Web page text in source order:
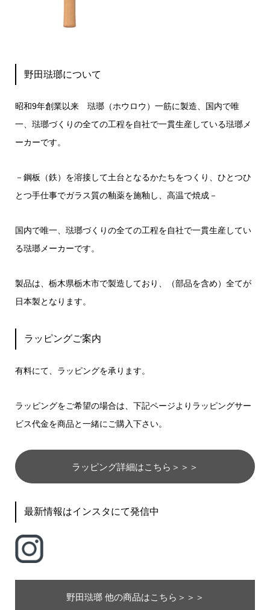
野田琺瑯について
昭和9年創業以来 琺瑯（ホウロウ）一筋に製造、国内で唯
一、琺瑯づくりの全ての工程を自社で一貫生産している琺瑯メ
ーカーです。
－鋼板（鉄）を溶接して土台となるかたちをつくり、ひとつひ
とつ手仕事でガラス質の釉薬を施釉し、高温で焼成－
国内で唯一、琺瑯づくりの全ての工程を自社で一貫生産してい
る琺瑯メーカーです。
製品は、栃木県栃木市で製造しており、（部品を含め）全てが
日本製となります。
ラッピングご案内
有料にて、ラッピングを承ります。
ラッピングをご希望の場合は、下記ページよりラッピングサー
ビス代金を商品と一緒にご購入下さい。
ラッピング詳細はこちら＞＞＞
最新情報はインスタにて発信中
野田琺瑯 他の商品はこちら＞＞＞